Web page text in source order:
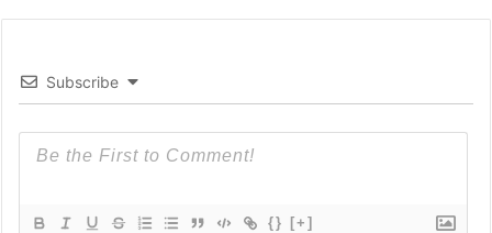
Subscribe
{} [+]